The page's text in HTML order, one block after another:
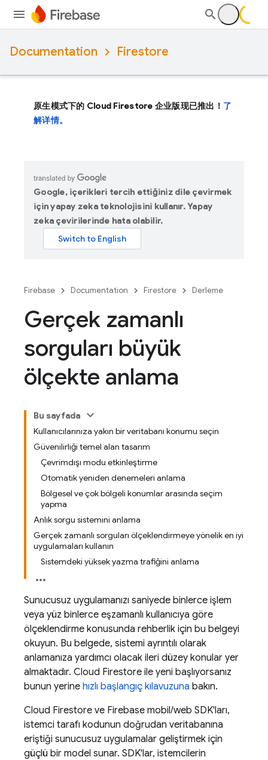
Documentation Firestore
原生模式下的 Cloud Firestore 企业版现已推出！ 了
解详情。
Google, içerikleri tercih ettiğiniz dile çevirmek
için yapay zeka teknolojisini kullanır. Yapay
zeka çevirilerinde hata olabilir.
Firebase Documentation Firestore Derleme
Gerçek zamanlı
sorguları büyük
ölçekte anlama
Bu sayfada
Kullanıcılarınıza yakın bir veritabanı konumu seçin
Güvenilirliği temel alan tasarım
Çevrimdışı modu etkinleştirme
Otomatik yeniden denemeleri anlama
Bölgesel ve çok bölgeli konumlar arasında seçim
yapma
Anlık sorgu sistemini anlama
Gerçek zamanlı sorguları ölçeklendirmeye yönelik en iyi
uygulamaları kullanın
Sistemdeki yüksek yazma trafiğini anlama
Sunucusuz uygulamanızı saniyede binlerce işlem
veya yüz binlerce eşzamanlı kullanıcıya göre
ölçeklendirme konusunda rehberlik için bu belgeyi
okuyun. Bu belgede, sistemi ayrıntılı olarak
anlamanıza yardımcı olacak ileri düzey konular yer
almaktadır. Cloud Firestore ile yeni başlıyorsanız
bunun yerine hızlı başlangıç kılavuzuna bakın.
Cloud Firestore ve Firebase mobil/web SDK'ları,
istemci tarafı kodunun doğrudan veritabanına
eriştiği sunucusuz uygulamalar geliştirmek için
güçlü bir model sunar. SDK'lar, istemcilerin